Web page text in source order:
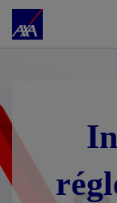
Accéder au